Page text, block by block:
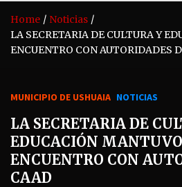
Home
Noticias
LA SECRETARIA DE CULTURA Y
ENCUENTRO CON AUTORIDADES
MUNICIPIO DE USHUAIA NOTICIAS
LA SECRETARIA DE
EDUCACIÓN
ENCUENTRO CON
CAAD